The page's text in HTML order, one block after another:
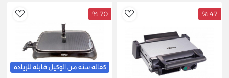
AddToWishlist
47 %
70 %
كفالة سنه من الوكيل قابله للزيادة